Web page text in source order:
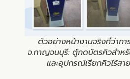
ตัวอย่างหน้างานจริงที่ว่าก
จ.กาญจนบุรี: ตู้กดบัตรคิวสำหรั
และอุปกรณ์เรียกคิวไร้สา